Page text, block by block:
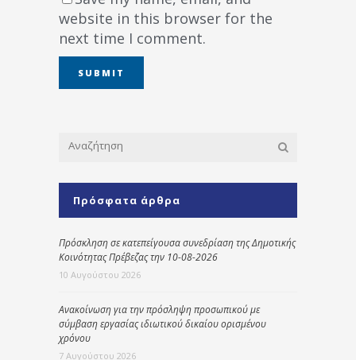
website in this browser for the
next time I comment.
Πρόσφατα άρθρα
Πρόσκληση σε κατεπείγουσα συνεδρίαση της Δημοτικής
Κοινότητας Πρέβεζας την 10-08-2026
10 Αυγούστου 2026
Ανακοίνωση για την πρόσληψη προσωπικού με
σύμβαση εργασίας ιδιωτικού δικαίου ορισμένου
χρόνου
7 Αυγούστου 2026